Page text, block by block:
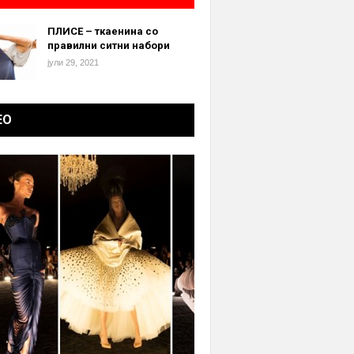
ПЛИСЕ – ткаенина со
правилни ситни набори
јули 29, 2021